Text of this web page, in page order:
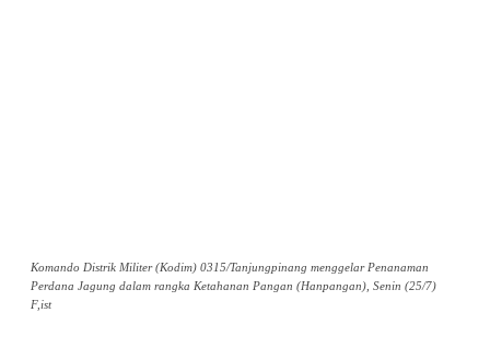
Komando Distrik Militer (Kodim) 0315/Tanjungpinang menggelar Penanaman
Perdana Jagung dalam rangka Ketahanan Pangan (Hanpangan), Senin (25/7)
F,ist